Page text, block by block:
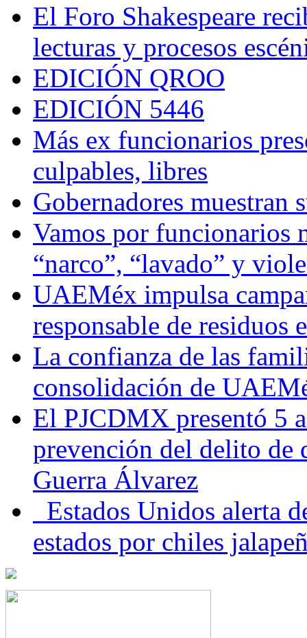
El Foro Shakespeare
lecturas y procesos
EDICIÓN QROO
EDICIÓN 5446
Más ex funcionarios
culpables, libres
Gobernadores muestran
Vamos por funcionarios
“narco”, “lavado” y
UAEMéx impulsa
responsable de residuos
La confianza de las
consolidación de
El PJCDMX presentó 5
prevención del delito de
Guerra Álvarez
Estados Unidos alerta
estados por chiles